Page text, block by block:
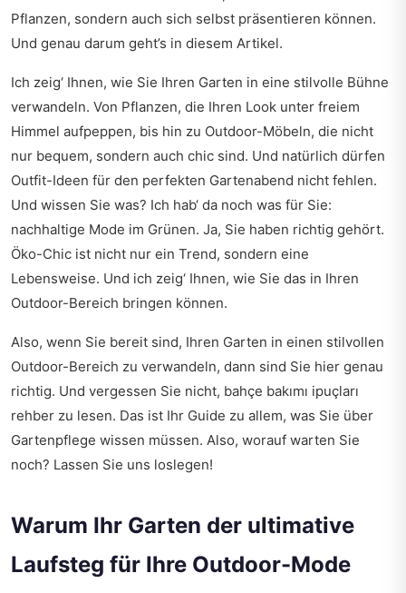
Pflanzen, sondern auch sich selbst präsentieren können.
Und genau darum geht’s in diesem Artikel.
Ich zeig‘ Ihnen, wie Sie Ihren Garten in eine stilvolle Bühne
verwandeln. Von Pflanzen, die Ihren Look unter freiem
Himmel aufpeppen, bis hin zu Outdoor-Möbeln, die nicht
nur bequem, sondern auch chic sind. Und natürlich dürfen
Outfit-Ideen für den perfekten Gartenabend nicht fehlen.
Und wissen Sie was? Ich hab‘ da noch was für Sie:
nachhaltige Mode im Grünen. Ja, Sie haben richtig gehört.
Öko-Chic ist nicht nur ein Trend, sondern eine
Lebensweise. Und ich zeig‘ Ihnen, wie Sie das in Ihren
Outdoor-Bereich bringen können.
Also, wenn Sie bereit sind, Ihren Garten in einen stilvollen
Outdoor-Bereich zu verwandeln, dann sind Sie hier genau
richtig. Und vergessen Sie nicht, bahçe bakımı ipuçları
rehber zu lesen. Das ist Ihr Guide zu allem, was Sie über
Gartenpflege wissen müssen. Also, worauf warten Sie
noch? Lassen Sie uns loslegen!
Warum Ihr Garten der ultimative
Laufsteg für Ihre Outdoor-Mode